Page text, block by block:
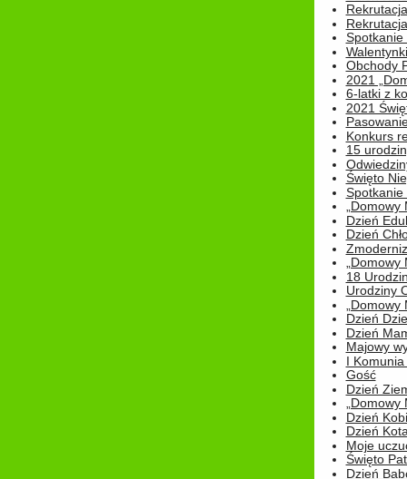
Rekrutacja
Spotkanie
Obchody
2021
6-latki z
2021
Konkurs
15
Święto
Spotkanie
Dzień
Dzień
18
Urodziny
Dzień
Dzień
Majowy
I
Gość
Dzień
Dzień
Dzień
Moje
Święto
Dzień